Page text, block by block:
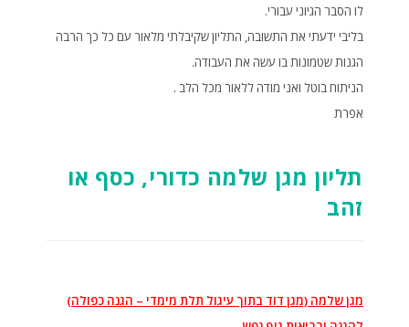
לו הסבר הגיוני עבורי.
בליבי ידעתי את התשובה, התליון שקיבלתי מלאור עם כל כך הרבה
הגנות שטמונות בו עשה את העבודה.
הניתוח בוטל ואני מודה ללאור מכל הלב .
אפרת
תליון מגן שלמה כדורי, כסף או
זהב
מגן שלמה (מגן דוד בתוך עיגול תלת מימדי – הגנה כפולה)